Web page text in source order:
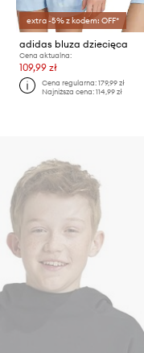
extra -5% z kodem: OFF*
adidas bluza dziecięca
Cena aktualna:
109,99 zł
Cena regularna:179,99 zł
Najniższa cena:114,99 zł